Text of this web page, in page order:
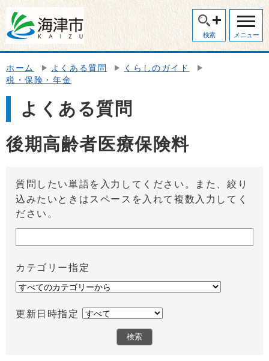
検索 メニュー
ホーム よくある質問
くらしのガイド
税・保険・年金
よくある質問
後期高齢者医療保険料
質問したい単語を入力してください。また、絞り
込みたいときはスペースを入れて複数入力してく
ださい。
カテゴリー指定
更新日時指定